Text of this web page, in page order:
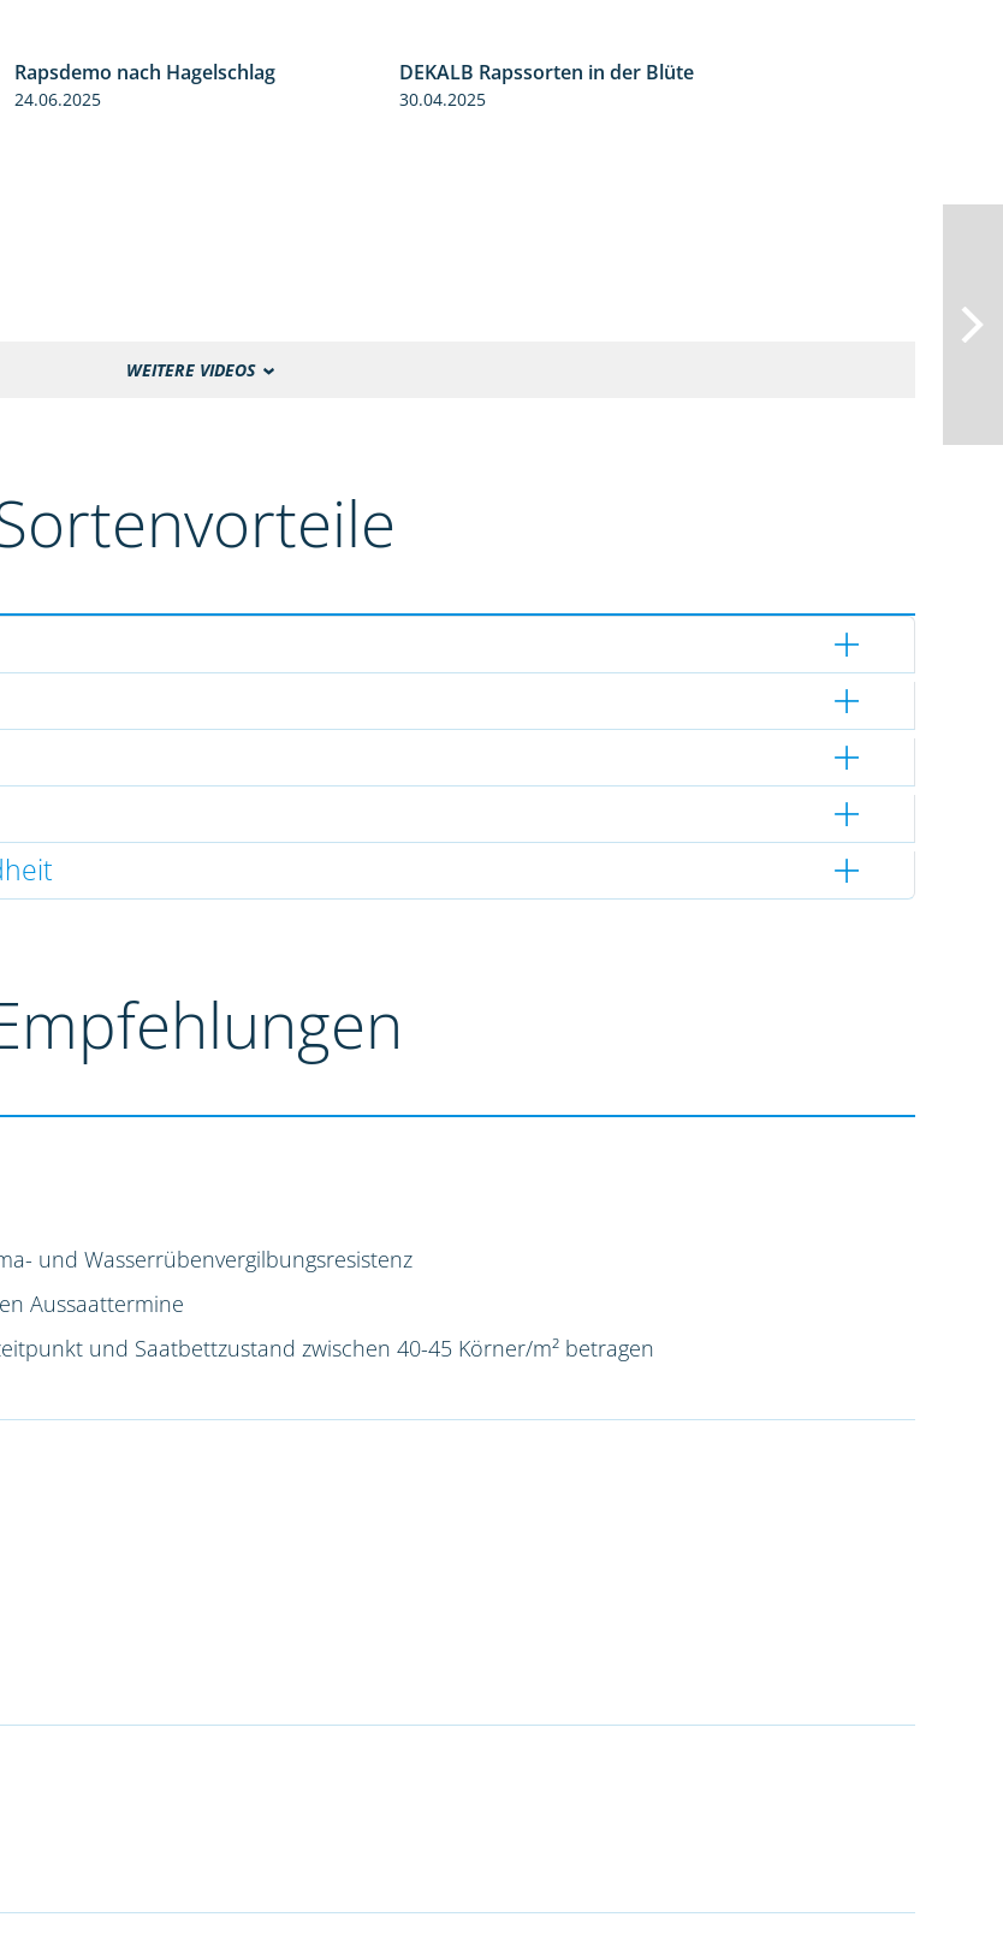
Rapsdemo nach Hagelschlag
24.06.2025
DEKALB Rapssorten in der Blüte
30.04.2025
WEITERE VIDEOS
und Wasserrübenvergilbungsresistenz
Aussaattermine
und Saatbettzustand zwischen 40-45 Körner/m² betragen